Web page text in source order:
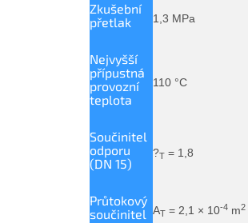
Zkušební
přetlak
1,3 MPa
Nejvyšší
přípustná
provozní
teplota
110 °C
Součinitel
odporu
(DN 15)
?T = 1,8
Průtokový
součinitel AT = 2,1 × 10-4 m2